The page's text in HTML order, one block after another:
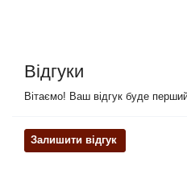
Відгуки
Вітаємо! Ваш відгук буде
Залишити відгук